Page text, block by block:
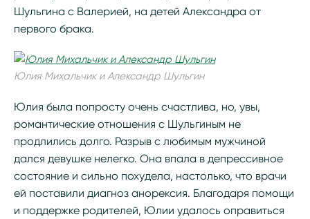
Шульгина с Валерией, на детей Александра от
первого брака.
Юлия Михальчик и Александр Шульгин
Юлия была попросту очень счастлива, но, увы,
романтические отношения с Шульгиным не
продлились долго. Разрыв с любимым мужчиной
дался девушке нелегко. Она впала в депрессивное
состояние и сильно похудела, настолько, что врачи
ей поставили диагноз анорексия. Благодаря помощи
и поддержке родителей, Юлии удалось оправиться